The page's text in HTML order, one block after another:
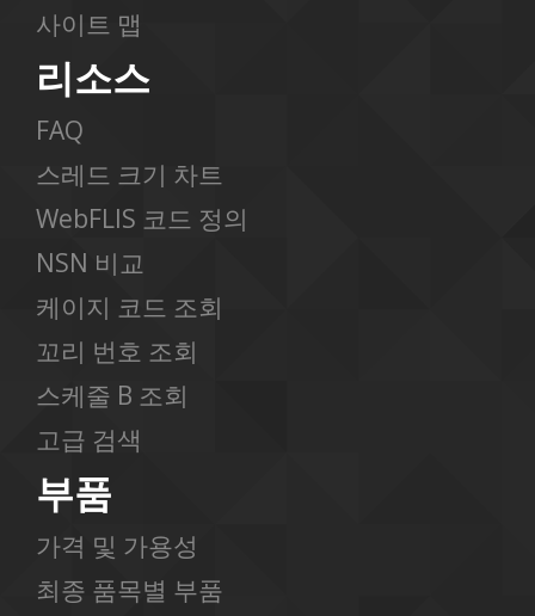
사이트 맵
리소스
FAQ
스레드 크기 차트
WebFLIS 코드 정의
NSN 비교
케이지 코드 조회
꼬리 번호 조회
스케줄 B 조회
고급 검색
부품
가격 및 가용성
최종 품목별 부품